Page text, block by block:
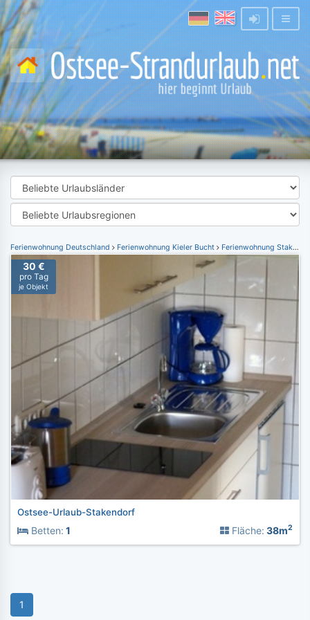
Ferienwohnung Deutschland Ferienwohnung Kieler Bucht Ferienwohnung Stakendorf
30 €
pro Tag
je Objekt
Ostsee-Urlaub-Stakendorf
Betten: 1 Fläche: 38m2
1